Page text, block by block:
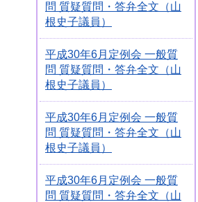
問 質疑質問・答弁全文（山
根史子議員）
平成30年6月定例会 一般質
問 質疑質問・答弁全文（山
根史子議員）
平成30年6月定例会 一般質
問 質疑質問・答弁全文（山
根史子議員）
平成30年6月定例会 一般質
問 質疑質問・答弁全文（山